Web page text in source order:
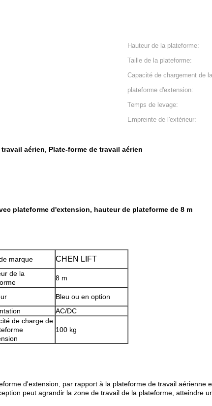
Hauteur de la plateforme:
Taille de la plateforme:
Capacité de chargement de la
plateforme d'extension:
Temps de levage:
Empreinte de l'extérieur:
aérien, Plate-forme de travail aérien
plateforme d'extension, hauteur de plateforme de 8 m
marque CHEN LIFT
de la
8 m
Bleu ou en option
AC/DC
de charge de
100 kg
d'extension, par rapport à la plateforme de travail aérienne
peut agrandir la zone de travail de la plateforme, atteindre